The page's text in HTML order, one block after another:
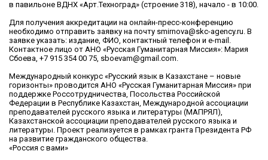
в павильоне ВДНХ «Арт.Техноград» (строение 318), начало - в 10:00.
Для получения аккредитации на онлайн-пресс-конференцию
необходимо отправить заявку на почту smirnova@skc-agency.ru. В
заявке указать: издание, ФИО, контактный телефон и e-mail.
Контактное лицо от АНО «Русская Гуманитарная Миссия»: Мария
Сбоева, +7 915 354 00 75, sboevam@gmail.com.
Международный конкурс «Русский язык в Казахстане – новые
горизонты» проводится АНО «Русская Гуманитарная Миссия» при
поддержке Россотрудничества, Посольства Российской
Федерации в Республике Казахстан, Международной ассоциации
преподавателей русского языка и литературы (МАПРЯЛ),
Казахстанской ассоциации преподавателей русского языка и
литературы. Проект реализуется в рамках гранта Президента РФ
на развитие гражданского общества.
«Россия с вами»